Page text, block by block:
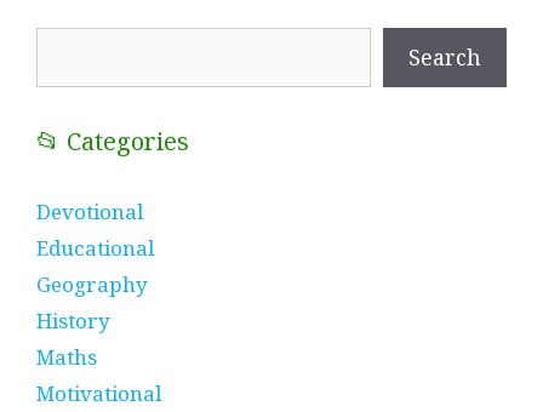
Search
📂 Categories
Devotional
Educational
Geography
History
Maths
Motivational